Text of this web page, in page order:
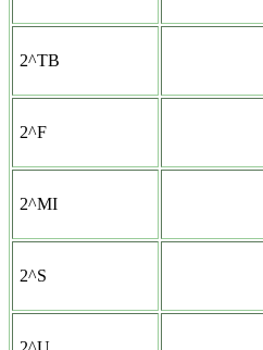
2^TB
2^F
2^MI
2^S